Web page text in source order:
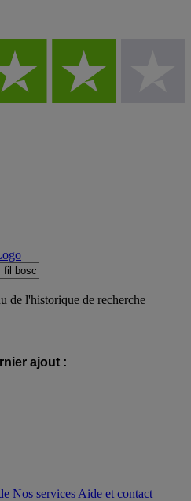
de l'historique de recherche
ajout :
Nos services Aide et contact